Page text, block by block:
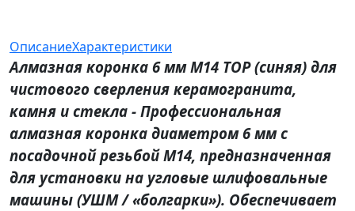
ОписаниеХарактеристики
Алмазная коронка 6 мм М14 TOP (синяя) для
чистового сверления керамогранита,
камня и стекла - Профессиональная
алмазная коронка диаметром 6 мм с
посадочной резьбой М14, предназначенная
для установки на угловые шлифовальные
машины (УШМ / «болгарки»). Обеспечивает